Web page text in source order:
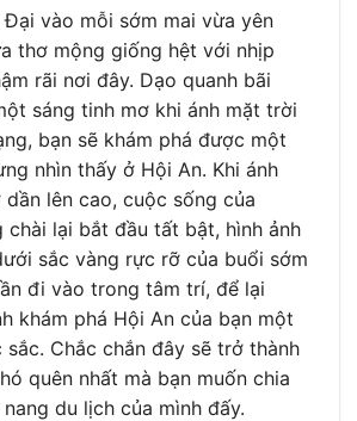
Đại vào mỗi sớm mai vừa yên
thơ mộng giống hệt với nhịp
rãi nơi đây. Dạo quanh bãi
sáng tinh mơ khi ánh mặt trời
bạn sẽ khám phá được một
nhìn thấy ở Hội An. Khi ánh
lên cao, cuộc sống của
chài lại bắt đầu tất bật, hình ảnh
sắc vàng rực rỡ của buổi sớm
đi vào trong tâm trí, để lại
khám phá Hội An của bạn một
sắc. Chắc chắn đây sẽ trở thành
quên nhất mà bạn muốn chia
du lịch của mình đấy.